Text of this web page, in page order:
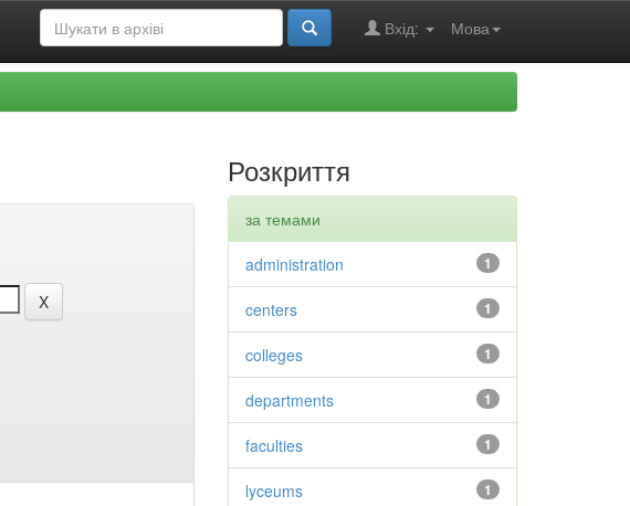
Мова
Вхід:
Розкриття
за темами
1
administration
1
centers
1
colleges
1
departments
1
faculties
1
lyceums